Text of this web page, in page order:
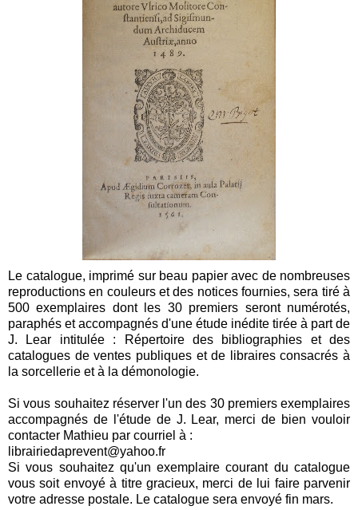
Le catalogue, imprimé sur beau papier avec de nombreuses
reproductions en couleurs et des notices fournies, sera tiré à
500 exemplaires dont les 30 premiers seront numérotés,
paraphés et accompagnés d'une étude inédite tirée à part de
J. Lear intitulée : Répertoire des bibliographies et des
catalogues de ventes publiques et de libraires consacrés à
la sorcellerie et à la démonologie.
Si vous souhaitez réserver l'un des 30 premiers exemplaires
accompagnés de l'étude de J. Lear, merci de bien vouloir
contacter Mathieu par courriel à :
librairiedaprevent@yahoo.fr
Si vous souhaitez qu'un exemplaire courant du catalogue
vous soit envoyé à titre gracieux, merci de lui faire parvenir
votre adresse postale. Le catalogue sera envoyé fin mars.